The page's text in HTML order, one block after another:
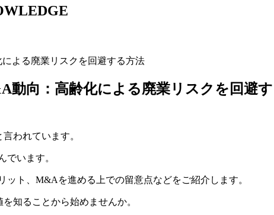
よる廃業リスクを回避する方法
動向：高齢化による廃業リスクを回避
われています。
います。
ト、M&Aを進める上での留意点などをご紹介します。
知ることから始めませんか。